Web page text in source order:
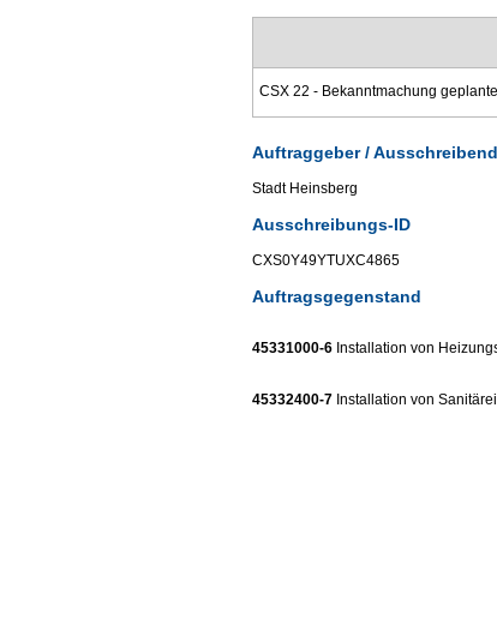
CSX 22 - Bekanntmachung
Auftraggeber /
Stadt Heinsberg
Ausschreibungs-ID
CXS0Y49YTUXC4865
Auftragsgegenstand
45331000-6 Installation von
45332400-7 Installation von